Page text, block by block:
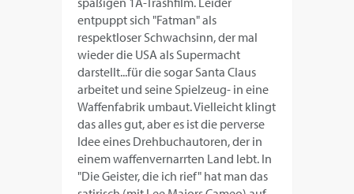
entpuppt sich "Fatman" als
respektloser Schwachsinn, der mal
wieder die USA als Supermacht
darstellt...für die sogar Santa Claus
arbeitet und seine Spielzeug- in eine
Waffenfabrik umbaut. Vielleicht klingt
das alles gut, aber es ist die perverse
Idee eines Drehbuchautoren, der in
einem waffenvernarrten Land lebt. In
"Die Geister, die ich rief" hat man das